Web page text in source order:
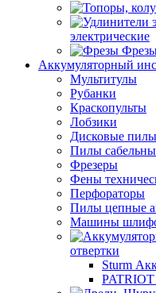
электрические
Аккумуляторный
Мультитулы
Рубанки
Краскопульты
Лобзики
Дисковые пилы
Пилы
Фрезеры
Фены
Перфораторы
Пилы цепные
Машины
отвертки
Sturm